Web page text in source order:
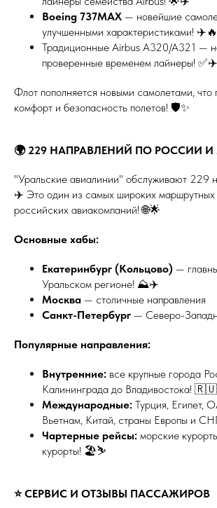
Boeing 737MAX — новейшие
улучшенными характеристиками! ✈️🔥
Традиционные Airbus A320/A321 —
проверенные временем лайнеры! ✅✈️
Флот пополняется новыми самолетами, что
комфорт и безопасность полетов! 🛡️✨
🌍 229 НАПРАВЛЕНИЙ ПО РОССИИ И
"Уральские авиалинии" обслуживают
✈️ Это один из самых широких маршрутных
российских авиакомпаний! 🌐🌟
Основные хабы:
Екатеринбург (Кольцово) —
Уральском регионе! ⛰️✈️
Москва — столичные направления
Санкт-Петербург — Северо-
Популярные направления:
Внутренние: все крупные города
Калининграда до Владивостока!
Международные: Турция, Египет,
Вьетнам, Китай, страны Европы и
Чартерные рейсы: морские
курорты! 🏖️⛷️
⭐ СЕРВИС И ОТЗЫВЫ ПАССАЖИРОВ